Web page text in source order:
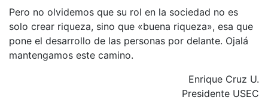
Pero no olvidemos que su rol en la sociedad no es
solo crear riqueza, sino que «buena riqueza», esa que
pone el desarrollo de las personas por delante. Ojalá
mantengamos este camino.
Enrique Cruz U.
Presidente USEC